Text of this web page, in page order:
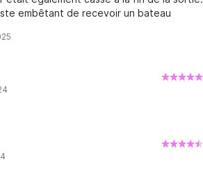
embêtant de recevoir un bateau
la sortie au bureau du loueur, on m'a
journée, mais nous n'en avions pas